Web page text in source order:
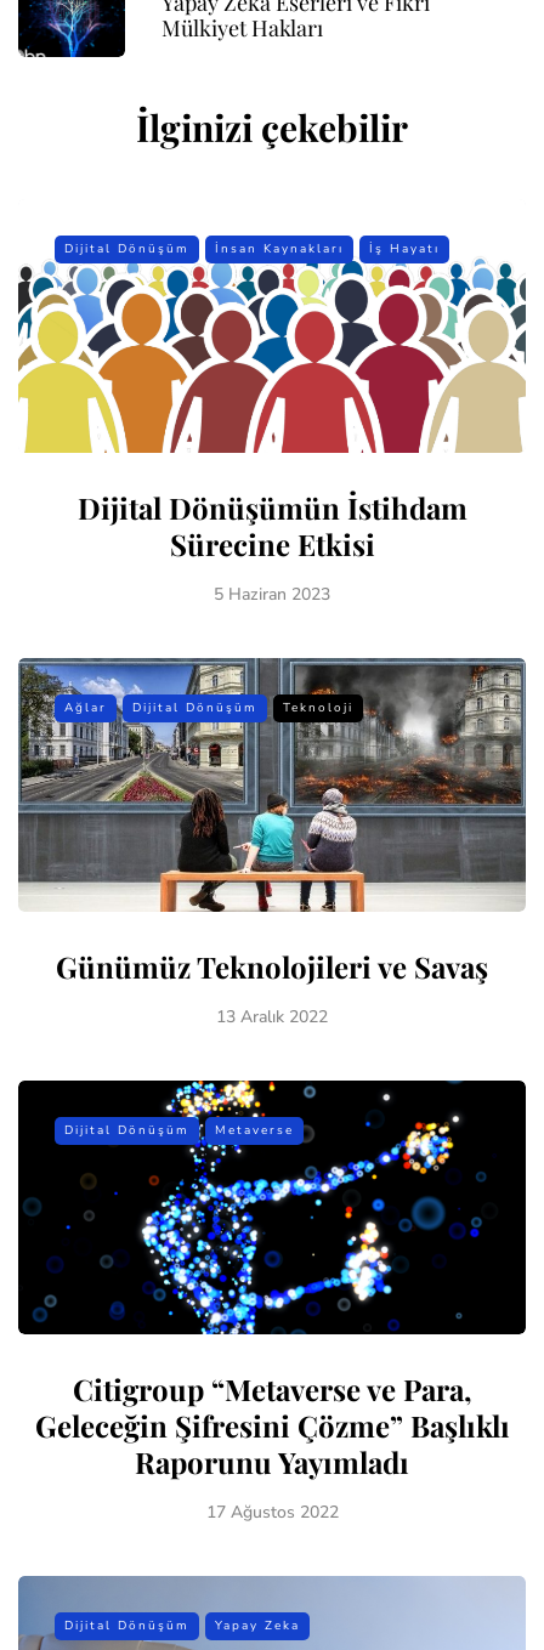
Mülkiyet Hakları
İlginizi çekebilir
Dijital Dönüşüm İnsan Kaynakları İş Hayatı
Dijital Dönüşümün İstihdam
Sürecine Etkisi
5 Haziran 2023
Ağlar Dijital Dönüşüm Teknoloji
Günümüz Teknolojileri ve Savaş
13 Aralık 2022
Dijital Dönüşüm Metaverse
Citigroup “Metaverse ve Para,
Geleceğin Şifresini Çözme” Başlıklı
Raporunu Yayımladı
17 Ağustos 2022
Dijital Dönüşüm Yapay Zeka